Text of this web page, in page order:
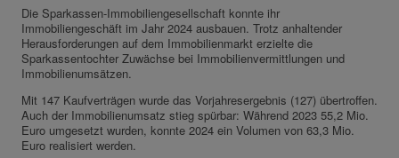
Die Sparkassen-Immobiliengesellschaft konnte ihr
Immobiliengeschäft im Jahr 2024 ausbauen. Trotz anhaltender
Herausforderungen auf dem Immobilienmarkt erzielte die
Sparkassentochter Zuwächse bei Immobilienvermittlungen und
Immobilienumsätzen.
Mit 147 Kaufverträgen wurde das Vorjahresergebnis (127) übertroffen.
Auch der Immobilienumsatz stieg spürbar: Während 2023 55,2 Mio.
Euro umgesetzt wurden, konnte 2024 ein Volumen von 63,3 Mio.
Euro realisiert werden.